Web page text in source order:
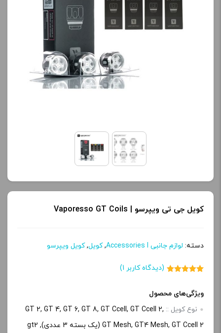
تمامی قیمت ها بروز
افزودن به سبد خرید
آخرین بروزرسانی
تمامی قیمت ها بروز
هستند.
کویل جی تی ویپرسو | Vaporesso GT Coils
دسته: لوازم جانبی Accessories l ,کویل,کویل ویپرسو
مشتری
(دیدگاه کاربر 1
)
ویژگی‌های محصول
نوع کویل :: GT 2, GT 4, GT 6, GT 8, GT Ccell, GT Ccell 2,
GT Mesh, GT4 Mesh, GT Ccell 2 (یک بسته 3 عددی), gt2